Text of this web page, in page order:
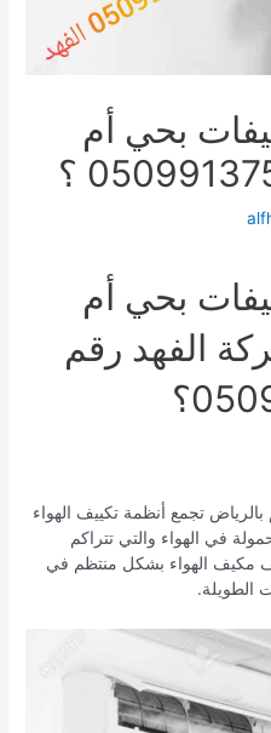
بحي أم
بحي أم
الفهد رقم
تجمع أنظمة تكييف الهواء
في الهواء والتي تتراكم
مكيف الهواء بشكل منتظم في
الطويلة.